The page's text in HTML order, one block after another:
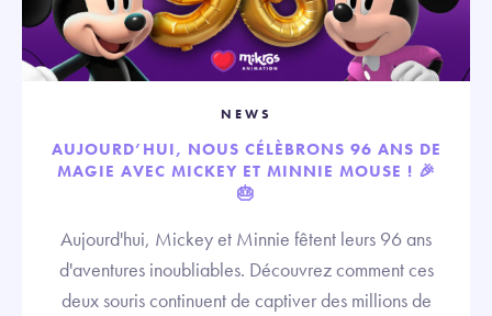
NEWS
AUJOURD’HUI, NOUS CÉLÈBRONS 96 ANS DE
MAGIE AVEC MICKEY ET MINNIE MOUSE ! 🎉
🎂
Aujourd'hui, Mickey et Minnie fêtent leurs 96 ans
d'aventures inoubliables. Découvrez comment ces
deux souris continuent de captiver des millions de